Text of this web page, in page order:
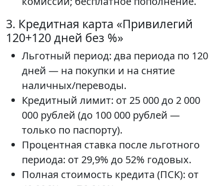
3. Кредитная карта «Привилегий
120+120 дней без %»
Льготный период: два периода по 120
дней — на покупки и на снятие
наличных/переводы.
Кредитный лимит: от 25 000 до 2 000
000 рублей (до 100 000 рублей —
только по паспорту).
Процентная ставка после льготного
периода: от 29,9% до 52% годовых.
Полная стоимость кредита (ПСК): от